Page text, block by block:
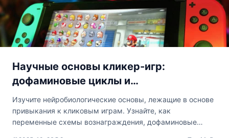
Научные основы кликер-игр:
дофаминовые циклы и
бихевиористское обусловливание.
Изучите нейробиологические основы, лежащие в основе
привыкания к кликовым играм. Узнайте, как
переменные схемы вознаграждения, дофаминовые